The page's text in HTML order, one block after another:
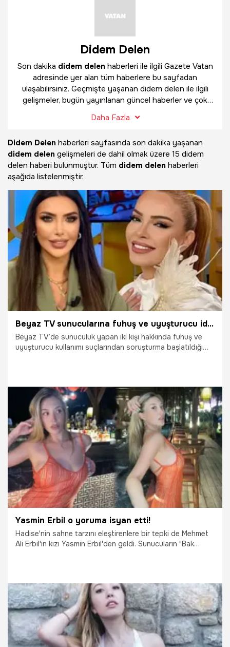
Didem Delen
Son dakika didem delen haberleri ile ilgili Gazete Vatan
adresinde yer alan tüm haberlere bu sayfadan
ulaşabilirsiniz. Geçmişte yaşanan didem delen ile ilgili
gelişmeler, bugün yayınlanan güncel haberler ve çok
bulabilirsiniz.
Daha Fazla
Didem Delen haberleri sayfasında son dakika yaşanan
didem delen gelişmeleri de dahil olmak üzere 15 didem
delen haberi bulunmuştur. Tüm didem delen haberleri
aşağıda listelenmiştir.
Beyaz TV sunucularına fuhuş ve uyuşturucu iddiası!
Beyaz TV’de sunuculuk yapan iki kişi hakkında fuhuş ve
uyuşturucu kullanımı suçlarından soruşturma başlatıldığı
9.06.2025 Magazin
Yasmin Erbil o yoruma isyan etti!
Hadise'nin sahne tarzını eleştirenlere bir tepki de Mehmet
Ali Erbil'in kızı Yasmin Erbil'den geldi. Sunucuların "Bak
11.09.2022 Magazin